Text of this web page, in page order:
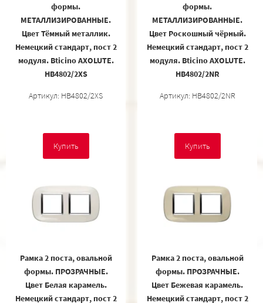
формы.
МЕТАЛЛИЗИРОВАННЫЕ.
Цвет Тёмный металлик.
Немецкий стандарт, пост 2
модуля. Bticino AXOLUTE.
HB4802/2XS
Артикул: HB4802/2XS
Купить
формы.
МЕТАЛЛИЗИРОВАННЫЕ.
Цвет Роскошный чёрный.
Немецкий стандарт, пост 2
модуля. Bticino AXOLUTE.
HB4802/2NR
Артикул: HB4802/2NR
Купить
Рамка 2 поста, овальной
формы. ПРОЗРАЧНЫЕ.
Цвет Белая карамель.
Немецкий стандарт, пост 2
Рамка 2 поста, овальной
формы. ПРОЗРАЧНЫЕ.
Цвет Бежевая карамель.
Немецкий стандарт, пост 2